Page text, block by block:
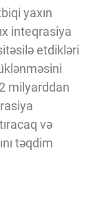
yaxın
inteqrasiya
etdikləri
milyarddan
və
təqdim